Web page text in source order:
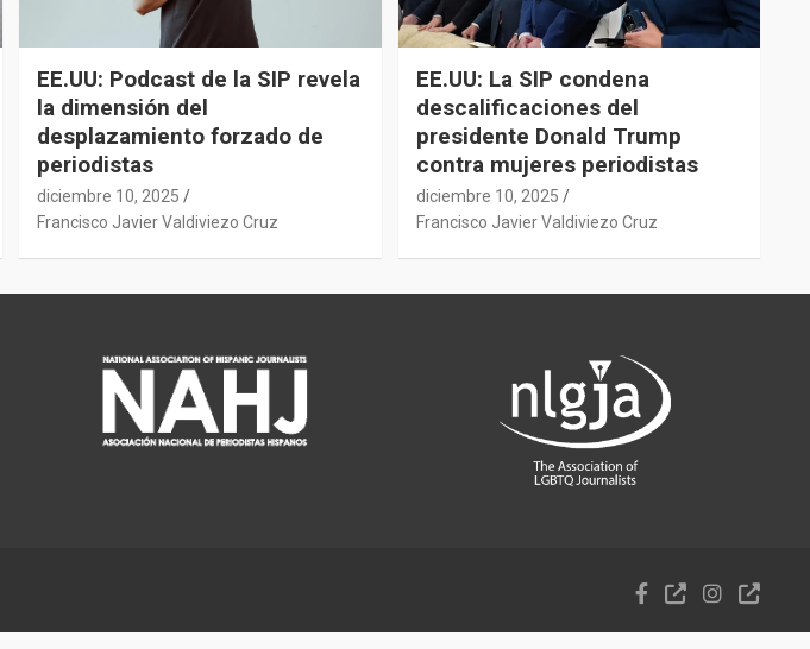
EE.UU: Podcast de la SIP revela
la dimensión del
desplazamiento forzado de
periodistas
diciembre 10, 2025
Francisco Javier Valdiviezo Cruz
EE.UU: La SIP condena
descalificaciones del
presidente Donald Trump
contra mujeres periodistas
diciembre 10, 2025
Francisco Javier Valdiviezo Cruz